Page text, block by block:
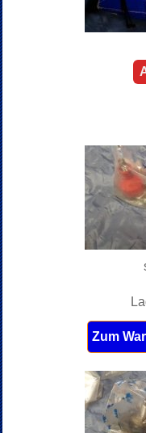
Zum